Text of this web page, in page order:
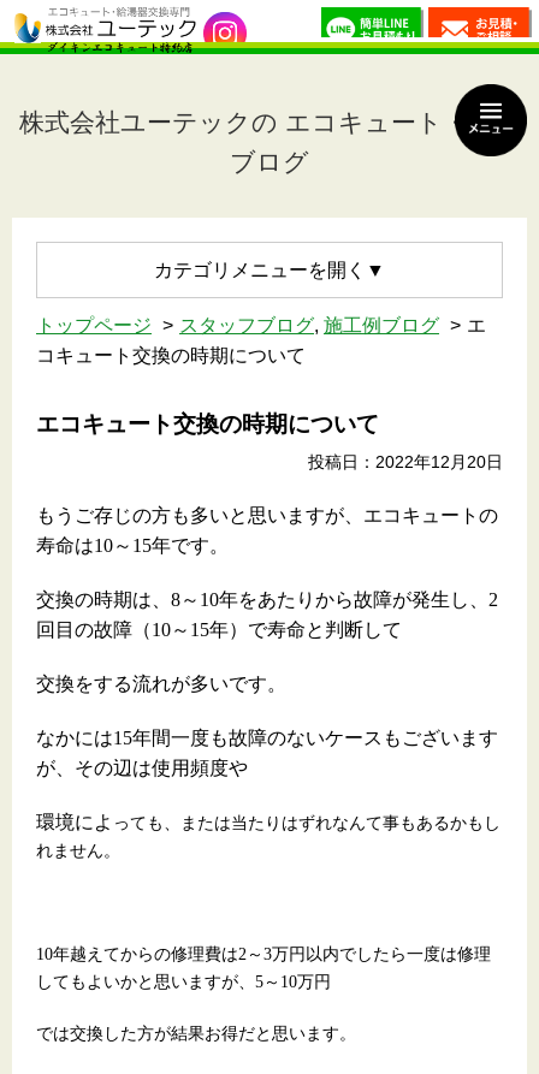
株式会社ユーテックの エコキュート・Staff
ブログ
カテゴリメニュー
トップページ スタッフブログ, 施工例ブログ
エ
コキュート交換の時期について
エコキュート交換の時期について
投稿日：2022年12月20日
もうご存じの方も多いと思いますが、エコキュートの
寿命は10～15年です。
交換の時期は、8～10年をあたりから故障が発生し、2
回目の故障（10～15年）で寿命と判断して
交換をする流れが多いです。
なかには15年間一度も故障のないケースもございます
が、その辺は使用頻度や
環境によ っても、または当たりはずれなんて事もあるかもし
れません。
10年越えてからの修理費は2～3万円以内でしたら一度は修理
してもよいかと思いますが、5～10万円
では交換した方が結果お得だと思います。